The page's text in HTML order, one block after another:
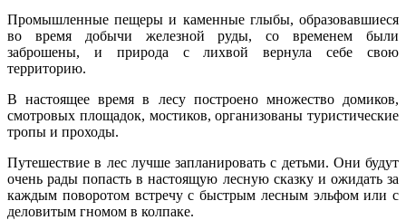
Промышленные пещеры и каменные глыбы, образовавшиеся
во время добычи железной руды, со временем были
заброшены, и природа с лихвой вернула себе свою
территорию.
В настоящее время в лесу построено множество домиков,
смотровых площадок, мостиков, организованы туристические
тропы и проходы.
Путешествие в лес лучше запланировать с детьми. Они будут
очень рады попасть в настоящую лесную сказку и ожидать за
каждым поворотом встречу с быстрым лесным эльфом или с
деловитым гномом в колпаке.